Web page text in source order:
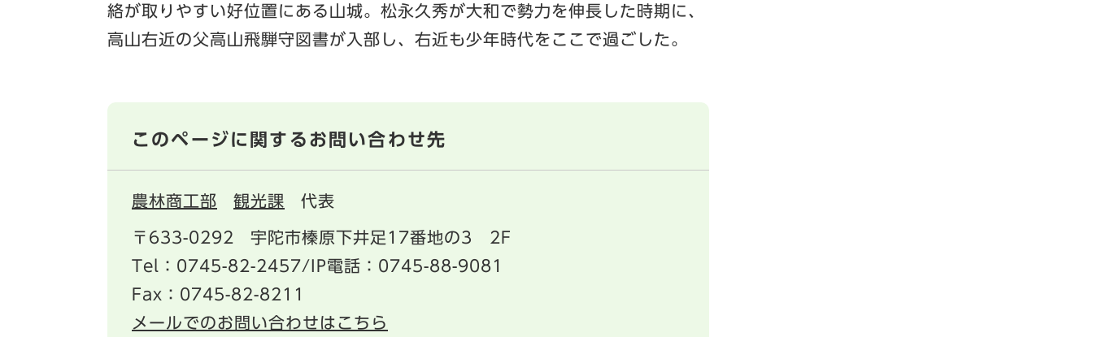
絡が取りやすい好位置にある山城。松永久秀が大和で勢力を伸長した時期に、
高山右近の父高山飛騨守図書が入部し、右近も少年時代をここで過ごした。
このページに関するお問い合わせ先
農林商工部 観光課 代表
〒633-0292
宇陀市榛原下井足17番地の3 2F
Tel：0745-82-2457/IP電話：0745-88-9081
Fax：0745-82-8211
メールでのお問い合わせはこちら